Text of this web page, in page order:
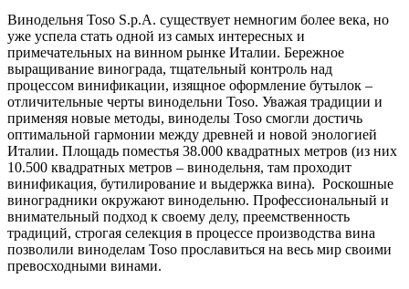
Винодельня Toso S.p.A. существует немногим более века, но
уже успела стать одной из самых интересных и
примечательных на винном рынке Италии. Бережное
выращивание винограда, тщательный контроль над
процессом винификации, изящное оформление бутылок –
отличительные черты винодельни Toso. Уважая традиции и
применяя новые методы, виноделы Toso смогли достичь
оптимальной гармонии между древней и новой энологией
Италии. Площадь поместья 38.000 квадратных метров (из них
10.500 квадратных метров – винодельня, там проходит
винификация, бутилирование и выдержка вина). Роскошные
виноградники окружают винодельню. Профессиональный и
внимательный подход к своему делу, преемственность
традиций, строгая селекция в процессе производства вина
позволили виноделам Toso прославиться на весь мир своими
превосходными винами.